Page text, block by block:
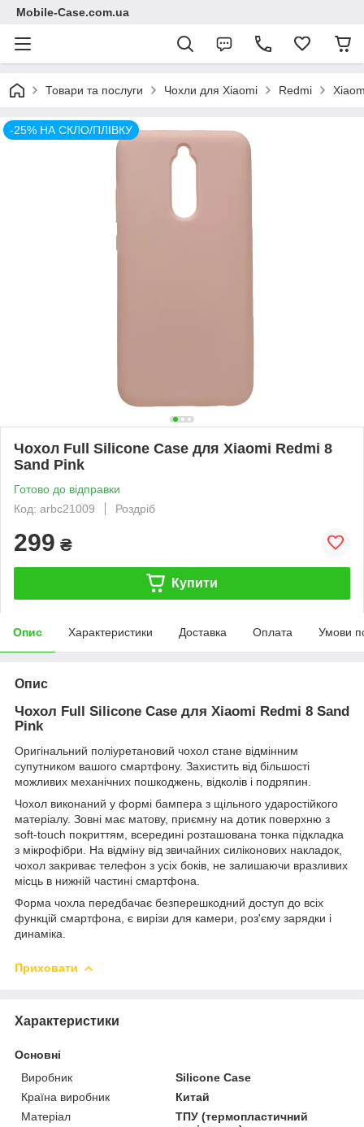
Mobile-Case.com.ua
Товари та послуги Чохли для Xiaomi Redmi
-25% НА СКЛО/ПЛІВКУ
Чохол Full Silicone Case для Xiaomi Redmi 8
Sand Pink
Готово до відправки
Код: arbc21009
Роздріб
299 ₴
Купити
Опис Характеристики Доставка Оплата Умови
Опис
Чохол Full Silicone Case для Xiaomi Redmi 8 Sand
Pink
Оригінальний поліуретановий чохол стане відмінним
супутником вашого смартфону. Захистить від більшості
можливих механічних пошкоджень, відколів і подряпин.
Чохол виконаний у формі бампера з щільного ударостійкого
матеріалу. Зовні має матову, приємну на дотик поверхню з
soft-touch покриттям, всередині розташована тонка підкладка
з мікрофібри. На відміну від звичайних силіконових накладок,
чохол закриває телефон з усіх боків, не залишаючи вразливих
місць в нижній частині смартфона.
Форма чохла передбачає безперешкодний доступ до всіх
функцій смартфона, є вирізи для камери, роз'єму зарядки і
динаміка.
Приховати
Характеристики
Основні
Виробник
Silicone Case
Країна виробник
Китай
Матеріал
ТПУ (термопластичний